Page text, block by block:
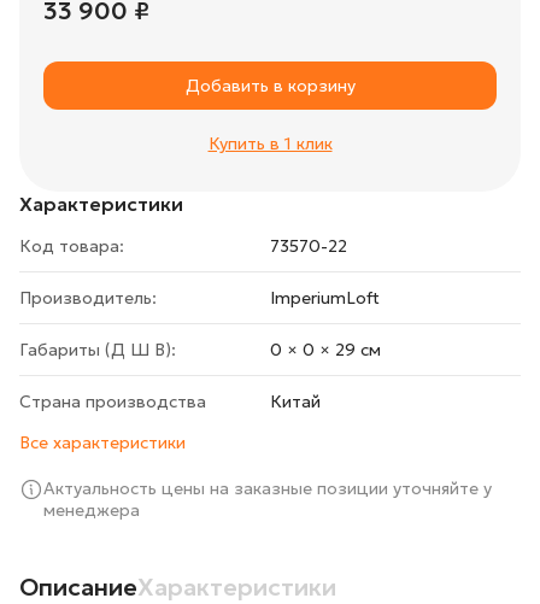
Характеристики
Код товара: 73570-22
Производитель: ImperiumLoft
Габариты (Д Ш В): 0 × 0 × 29 cм
Страна производства
Китай
Все характеристики
Актуальность цены на заказные позиции уточняйте у
менеджера
33 900 ₽
Добавить в корзину
Купить в 1 клик
ОписаниеХарактеристики